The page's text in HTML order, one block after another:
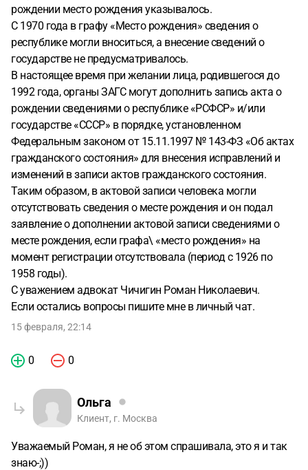
рождении место рождения указывалось.
С 1970 года в графу «Место рождения» сведения о
республике могли вноситься, а внесение сведений о
государстве не предусматривалось.
В настоящее время при желании лица, родившегося до
1992 года, органы ЗАГС могут дополнить запись акта о
рождении сведениями о республике «РСФСР» и/или
государстве «СССР» в порядке, установленном
Федеральным законом от 15.11.1997 № 143-ФЗ «Об актах
гражданского состояния» для внесения исправлений и
изменений в записи актов гражданского состояния.
Таким образом, в актовой записи человека могли
отсутствовать сведения о месте рождения и он подал
заявление о дополнении актовой записи сведениями о
месте рождения, если графа\ «место рождения» на
момент регистрации отсутствовала (период с 1926 по
1958 годы).
С уважением адвокат Чичигин Роман Николаевич.
Если остались вопросы пишите мне в личный чат.
15 февраля, 22:14
0 0
Ольга
Клиент, г. Москва
Уважаемый Роман, я не об этом спрашивала, это я и так
знаю-;))